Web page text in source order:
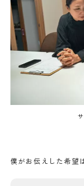
僕がお伝えした希望